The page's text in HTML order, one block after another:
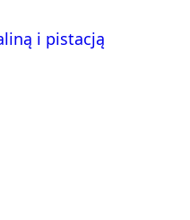
i pistacją